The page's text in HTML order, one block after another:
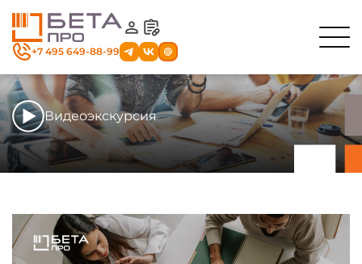
+7 495 649-88-99
Видеоэкскурсия
меню